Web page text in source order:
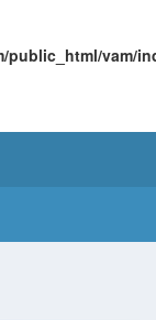
public_html/vam/